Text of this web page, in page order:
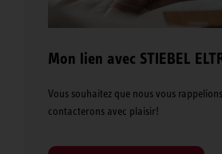
Mon lien avec STIEBEL
Vous souhaitez que nous vous
contacterons avec plaisir!